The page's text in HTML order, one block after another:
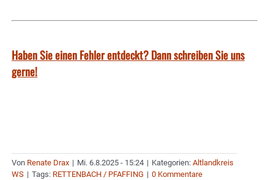
Haben Sie einen Fehler entdeckt? Dann schreiben Sie uns
gerne!
Von Renate Drax | Mi. 6.8.2025 - 15:24 | Kategorien: Altlandkreis
WS | Tags: RETTENBACH / PFAFFING | 0 Kommentare